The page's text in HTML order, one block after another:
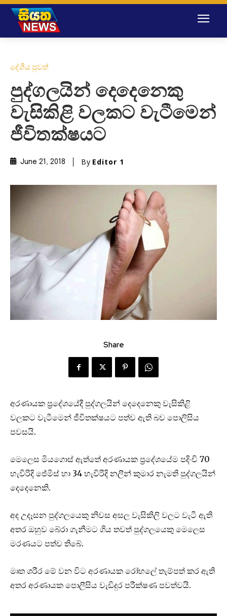
දේශීය පුවත්
පුද්ගලයින් දෙදෙනෙකු
වැසිකිළි වලකට වැටීමෙන්
ජීවිතක්ෂයට
June 21, 2018 By Editor 1
Share
අරණායක ප්‍රදේශයේදී පුද්ගලයින් දෙදෙනෙකු වැසිකිළි
වලකට වැටීමෙන් ජීවිතක්ෂයට පත්ව ඇති බව පොලිසිය
පවසයි.
මෙලෙස මියගොස් ඇත්තේ අරණායක ප්‍රදේශයේම පදිංචි 70
හැවිරිදි ජේමිස් හා 34 හැවිරිදි නලීන් කුමාර නැමති පුද්ගලයින්
දෙදෙනෙකි.
අද උදෑසන පුද්ගලයෙකු නිවස අසල වැසිකිලි වලට වැටී ඇති
අතර ඔහුව බේරා ගැනීමට ගිය තවත් පුද්ගලයෙකු මෙලෙස
මරණයට පත්ව තිබේ.
මෘත ශරීර මේ වන විට අරණායක රෝහලේ තැම්පත් කර ඇති
අතර අරණායක පොලීසිය වැඩිදුර පරීක්ෂණ පවත්වයි.